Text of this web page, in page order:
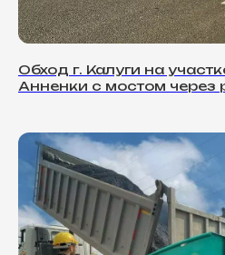
Обход г. Калуги на
Анненки с мостом через